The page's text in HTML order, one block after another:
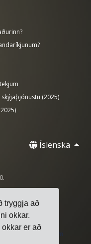
tryggja að
okkar.
er að
(2025)
Íslenska
Stefna um